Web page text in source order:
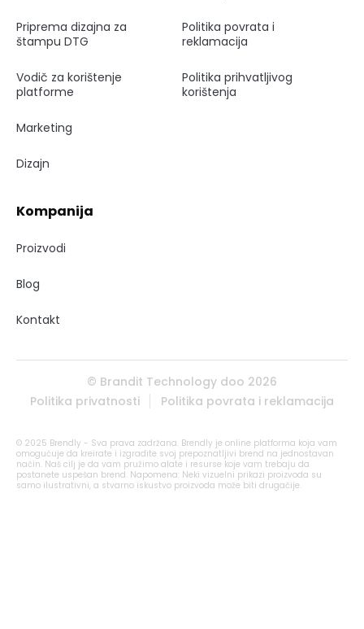
Priprema dizajna za
štampu DTG
Vodič za korištenje
platforme
Marketing
Dizajn
Politika povrata i
reklamacija
Politika prihvatljivog
korištenja
Kompanija
Proizvodi
Blog
Kontakt
© Brandit Technology doo 2026
Politika privatnosti
Politika povrata i reklamacija
© 2025 Brendly - Sva prava zadržana. Brendly je online platforma koja vam
omogućuje da kreirate i izgradite svoj prepoznatljivi brend na jednostavan
način. Naš cilj je da vam pružimo alate i resurse koje vam trebaju da
postanete uspešan brend. Napomena: Neki vizuelni prikazi proizvoda su
samo ilustrativni, a stvarno iskustvo proizvoda može biti drugačije.